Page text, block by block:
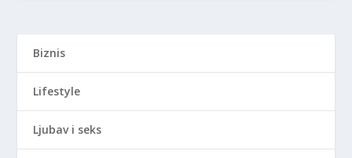
Biznis
Lifestyle
Ljubav i seks